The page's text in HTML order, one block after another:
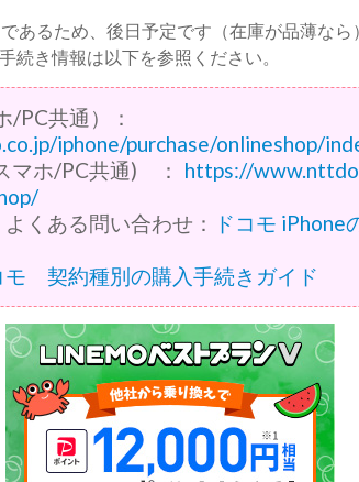
あるため、後日予定です（在庫が品薄なら
続き情報は以下を参照ください。
/PC共通）：
iphone/purchase/onlineshop/
マホ/PC共通) ： https://
くある問い合わせ：
ドコモ iPhone
モ 契約種別の購入手続きガイド